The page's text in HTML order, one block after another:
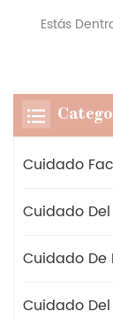
Estás
Cuidado
Cuidado
Cuidado De
Cuidado